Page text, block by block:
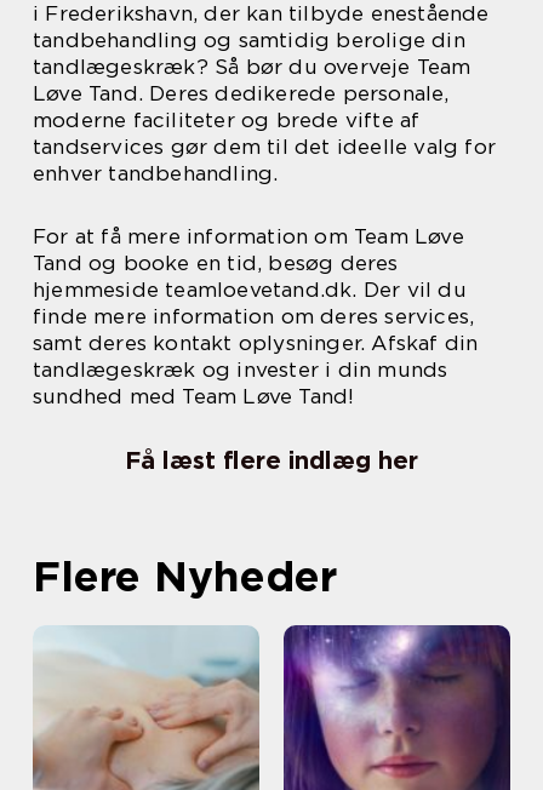
i Frederikshavn, der kan tilbyde enestående
tandbehandling og samtidig berolige din
tandlægeskræk? Så bør du overveje Team
Løve Tand. Deres dedikerede personale,
moderne faciliteter og brede vifte af
tandservices gør dem til det ideelle valg for
enhver tandbehandling.
For at få mere information om Team Løve
Tand og booke en tid, besøg deres
hjemmeside teamloevetand.dk. Der vil du
finde mere information om deres services,
samt deres kontakt oplysninger. Afskaf din
tandlægeskræk og invester i din munds
sundhed med Team Løve Tand!
Få læst flere indlæg her
Flere Nyheder